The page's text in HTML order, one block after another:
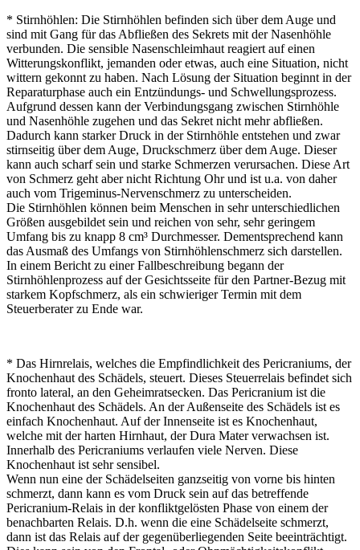
* Stirnhöhlen: Die Stirnhöhlen befinden sich über dem Auge und
sind mit Gang für das Abfließen des Sekrets mit der Nasenhöhle
verbunden. Die sensible Nasenschleimhaut reagiert auf einen
Witterungskonflikt, jemanden oder etwas, auch eine Situation, nicht
wittern gekonnt zu haben. Nach Lösung der Situation beginnt in der
Reparaturphase auch ein Entzündungs- und Schwellungsprozess.
Aufgrund dessen kann der Verbindungsgang zwischen Stirnhöhle
und Nasenhöhle zugehen und das Sekret nicht mehr abfließen.
Dadurch kann starker Druck in der Stirnhöhle entstehen und zwar
stirnseitig über dem Auge, Druckschmerz über dem Auge. Dieser
kann auch scharf sein und starke Schmerzen verursachen. Diese Art
von Schmerz geht aber nicht Richtung Ohr und ist u.a. von daher
auch vom Trigeminus-Nervenschmerz zu unterscheiden.
Die Stirnhöhlen können beim Menschen in sehr unterschiedlichen
Größen ausgebildet sein und reichen von sehr, sehr geringem
Umfang bis zu knapp 8 cm³ Durchmesser. Dementsprechend kann
das Ausmaß des Umfangs von Stirnhöhlenschmerz sich darstellen.
In einem Bericht zu einer Fallbeschreibung begann der
Stirnhöhlenprozess auf der Gesichtsseite für den Partner-Bezug mit
starkem Kopfschmerz, als ein schwieriger Termin mit dem
Steuerberater zu Ende war.
* Das Hirnrelais, welches die Empfindlichkeit des Pericraniums, der
Knochenhaut des Schädels, steuert. Dieses Steuerrelais befindet sich
fronto lateral, an den Geheimratsecken. Das Pericranium ist die
Knochenhaut des Schädels. An der Außenseite des Schädels ist es
einfach Knochenhaut. Auf der Innenseite ist es Knochenhaut,
welche mit der harten Hirnhaut, der Dura Mater verwachsen ist.
Innerhalb des Pericraniums verlaufen viele Nerven. Diese
Knochenhaut ist sehr sensibel.
Wenn nun eine der Schädelseiten ganzseitig von vorne bis hinten
schmerzt, dann kann es vom Druck sein auf das betreffende
Pericranium-Relais in der konfliktgelösten Phase von einem der
benachbarten Relais. D.h. wenn die eine Schädelseite schmerzt,
dann ist das Relais auf der gegenüberliegenden Seite beeinträchtigt.